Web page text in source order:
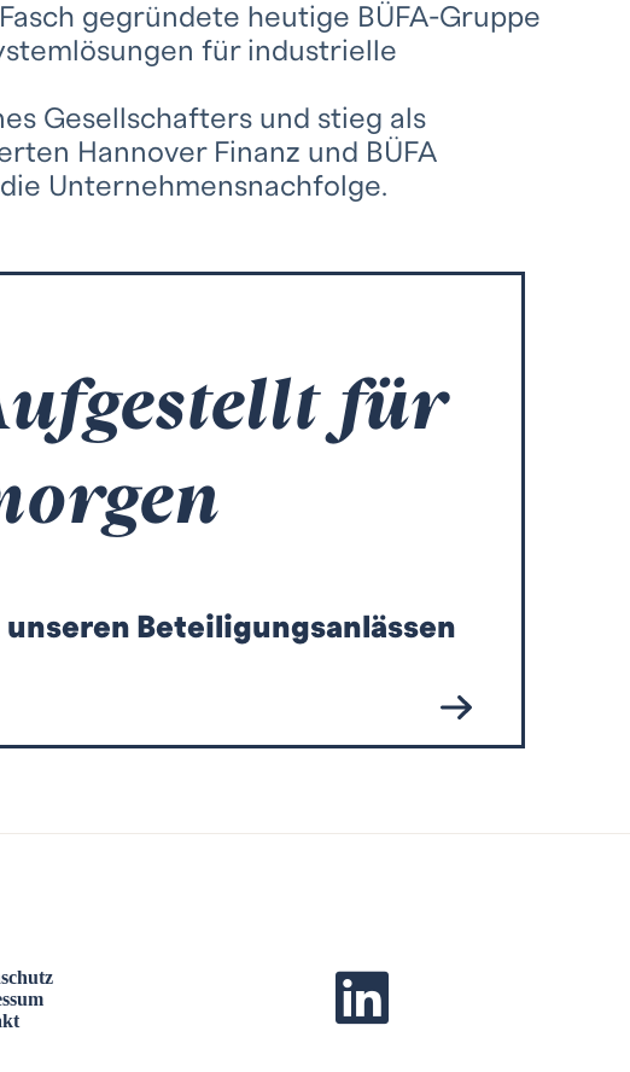
gegründete heutige BÜFA-Gruppe
für industrielle
Gesellschafters und stieg als
Hannover Finanz und BÜFA
Unternehmensnachfolge.
für
unseren Beteiligungsanlässen